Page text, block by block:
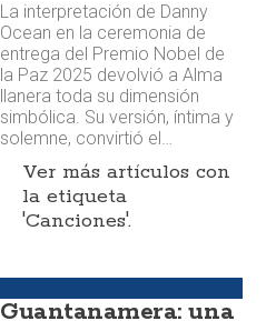
La interpretación de Danny
Ocean en la ceremonia de
entrega del Premio Nobel de
la Paz 2025 devolvió a Alma
llanera toda su dimensión
simbólica. Su versión, íntima y
solemne, convirtió el…
Ver más artículos con
la etiqueta
'Canciones'.
Guantanamera: una